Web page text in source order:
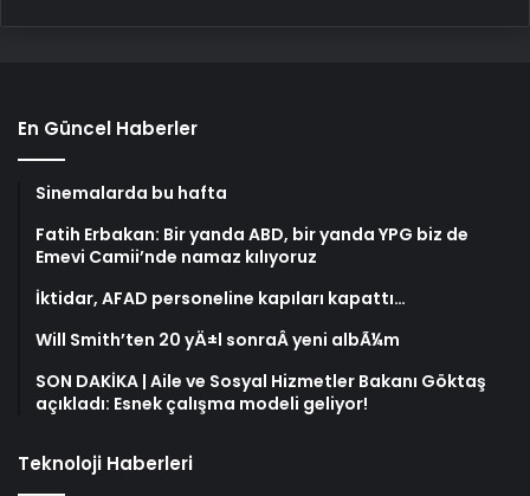
En Güncel Haberler
Sinemalarda bu hafta
Fatih Erbakan: Bir yanda ABD, bir yanda YPG biz de
Emevi Camii’nde namaz kılıyoruz
İktidar, AFAD personeline kapıları kapattı…
Will Smith’ten 20 yÄ±l sonraÂ yeni albÃ¼m
SON DAKİKA | Aile ve Sosyal Hizmetler Bakanı Göktaş
açıkladı: Esnek çalışma modeli geliyor!
Teknoloji Haberleri